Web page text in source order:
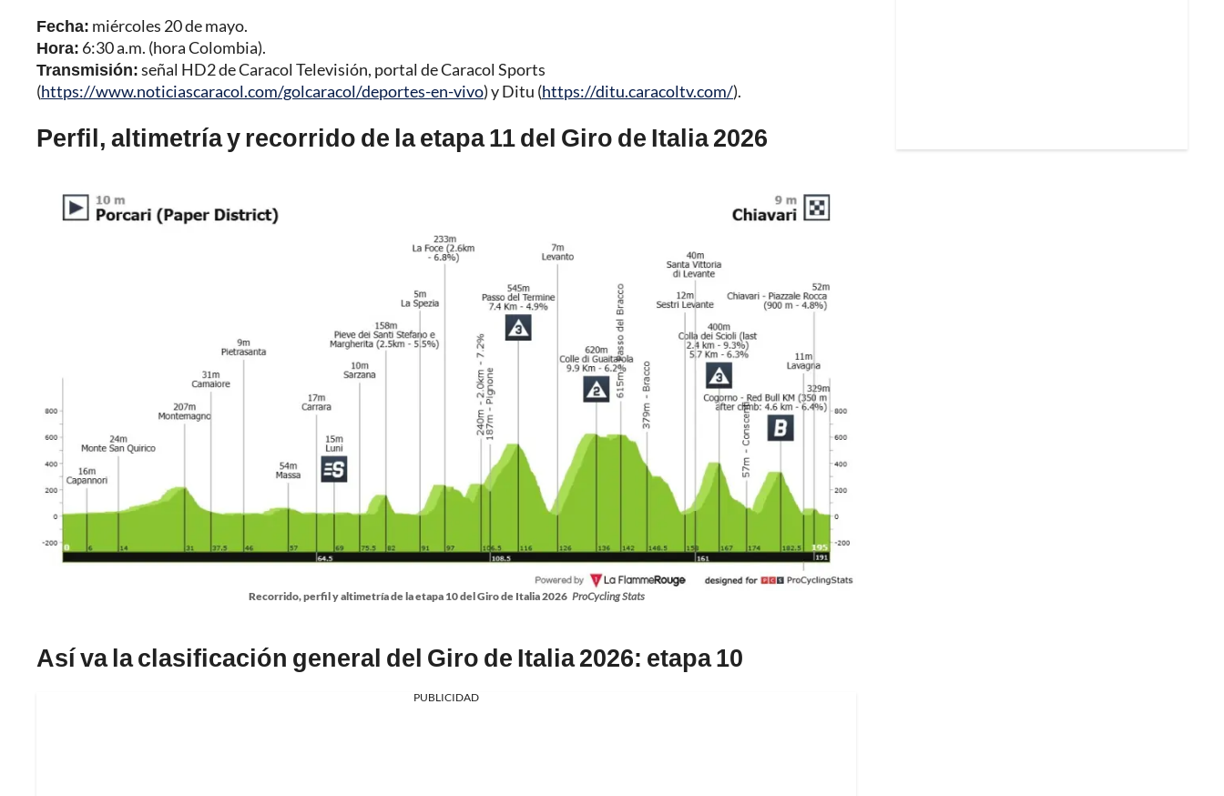
Fecha: miércoles 20 de mayo.
Hora: 6:30 a.m. (hora Colombia).
Transmisión:señal HD2 de Caracol Televisión, portal de Caracol Sports
(https://www.noticiascaracol.com/golcaracol/deportes-en-vivo) y Ditu (https://ditu.caracoltv.com/).
Perfil, altimetría y recorrido de la etapa 11 del Giro de Italia 2026
Recorrido, perfil y altimetría de la etapa 10 del Giro de Italia 2026 ProCycling Stats
Así va la clasificación general del Giro de Italia 2026: etapa 10
PUBLICIDAD